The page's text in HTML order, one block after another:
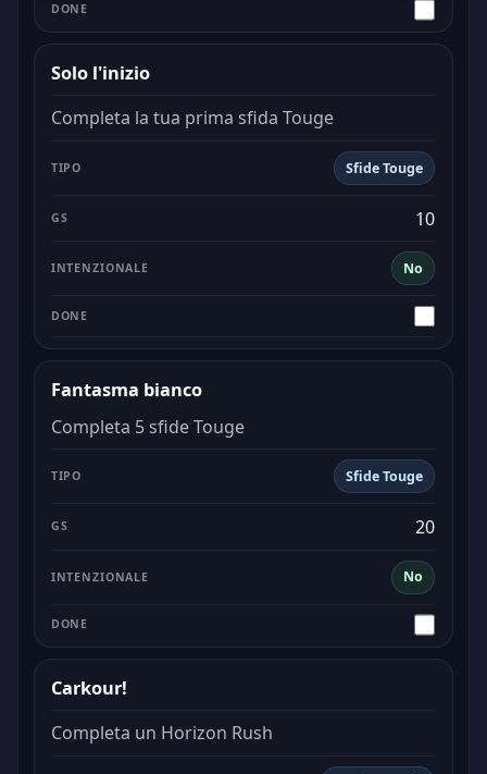
Solo l'inizio
Completa la tua prima sfida Touge
Sfide Touge
No
10
Fantasma bianco
Completa 5 sfide Touge
Sfide Touge
No
20
Carkour!
Completa un Horizon Rush